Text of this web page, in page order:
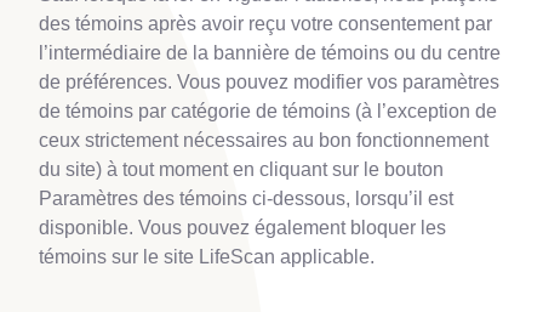
des témoins après avoir reçu votre consentement par
l’intermédiaire de la bannière de témoins ou du centre
de préférences. Vous pouvez modifier vos paramètres
de témoins par catégorie de témoins (à l’exception de
ceux strictement nécessaires au bon fonctionnement
du site) à tout moment en cliquant sur le bouton
Paramètres des témoins ci-dessous, lorsqu’il est
disponible. Vous pouvez également bloquer les
témoins sur le site LifeScan applicable.